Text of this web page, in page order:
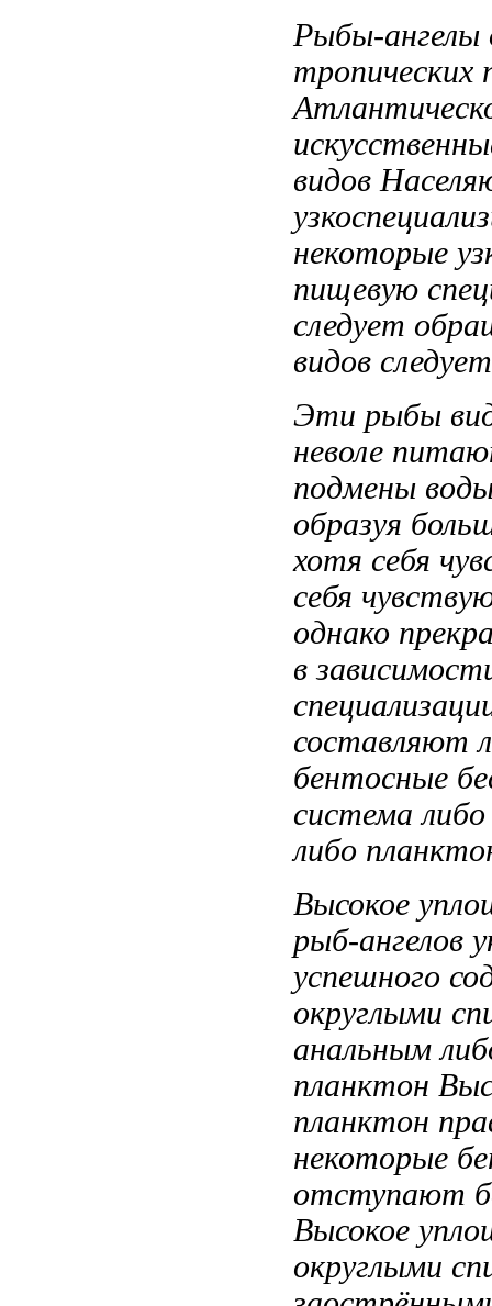
Рыбы-
тропических
видов
некоторые
пищевую
следует
видов следует
Эти рыбы
неволе
подмены
образуя
хотя себя
себя
однако
в
составляют
бентосные
система
либо
Высокое
рыб-ангелов
успешного
округлыми
анальным
планктон
планктон
некоторые
отступают
Высокое
округлыми